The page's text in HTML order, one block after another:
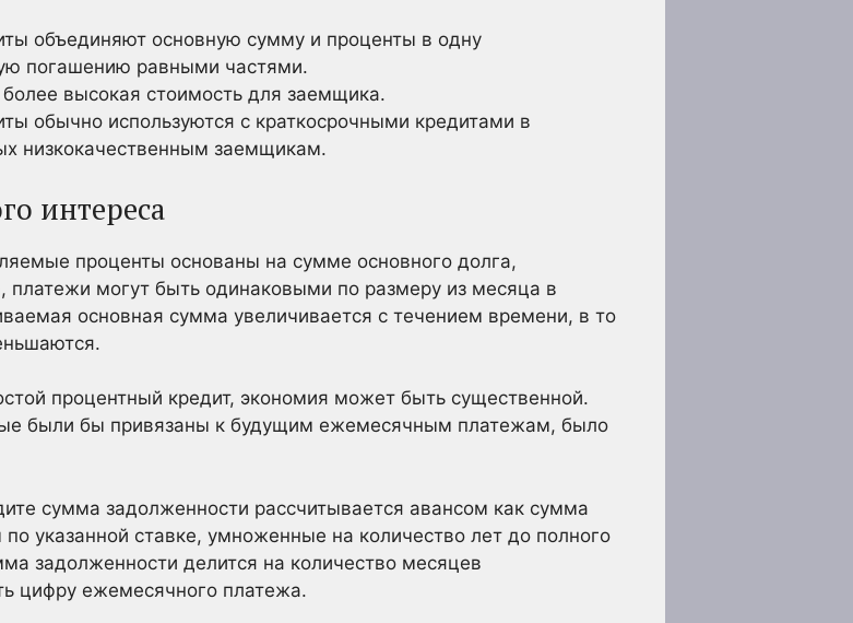
объединяют основную сумму и проценты в одну
погашению равными частями.
более высокая стоимость для заемщика.
обычно используются с краткосрочными кредитами в
низкокачественным заемщикам.
интереса
проценты основаны на сумме основного долга,
могут быть одинаковыми по размеру из месяца в
основная сумма увеличивается с течением времени, в то
процентный кредит, экономия может быть существенной.
были бы привязаны к будущим ежемесячным платежам, было
сумма задолженности рассчитывается авансом как сумма
указанной ставке, умноженные на количество лет до полного
задолженности делится на количество месяцев
цифру ежемесячного платежа.